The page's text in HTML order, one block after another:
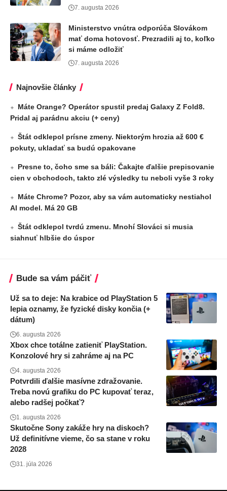
7. augusta 2026
Ministerstvo vnútra odporúča Slovákom
mať doma hotovosť. Prezradili aj to, koľko
si máme odložiť
7. augusta 2026
Najnovšie články
Máte Orange? Operátor spustil predaj Galaxy Z Fold8.
Pridal aj parádnu akciu (+ ceny)
Štát odklepol prísne zmeny. Niektorým hrozia až 600 €
pokuty, ukladať sa budú opakovane
Presne to, čoho sme sa báli: Čakajte ďalšie prepisovanie
cien v obchodoch, takto zlé výsledky tu neboli vyše 3 roky
Máte Chrome? Pozor, aby sa vám automaticky nestiahol
AI model. Má 20 GB
Štát odklepol tvrdú zmenu. Mnohí Slováci si musia
siahnuť hlbšie do úspor
Bude sa vám páčiť
Už sa to deje: Na krabice od PlayStation 5
lepia oznamy, že fyzické disky končia (+
dátum)
6. augusta 2026
Xbox chce totálne zatieniť PlayStation.
Konzolové hry si zahráme aj na PC
4. augusta 2026
Potvrdili ďalšie masívne zdražovanie.
Treba novú grafiku do PC kupovať teraz,
alebo radšej počkať?
1. augusta 2026
Skutočne Sony zakáže hry na diskoch?
Už definitívne vieme, čo sa stane v roku
2028
31. júla 2026